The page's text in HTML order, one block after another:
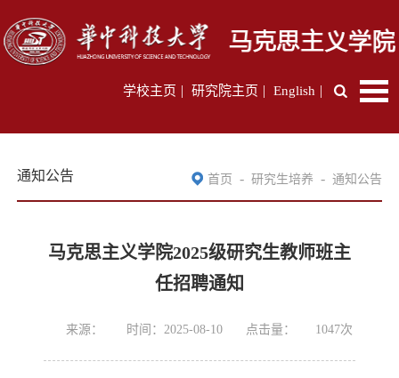
学校主页 | 研究院主页 | English |
通知公告 首页 - 研究生培养 - 通知公告
马克思主义学院2025级研究生教师班主
任招聘通知
来源： 时间：2025-08-10 点击量： 1047次